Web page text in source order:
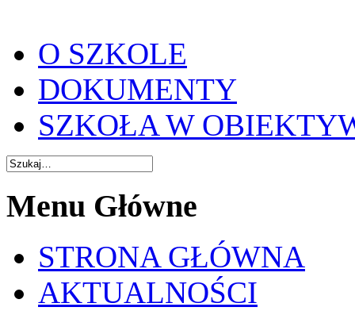
O SZKOLE
DOKUMENTY
SZKOŁA W
Menu Główne
STRONA GŁÓWNA
AKTUALNOŚCI